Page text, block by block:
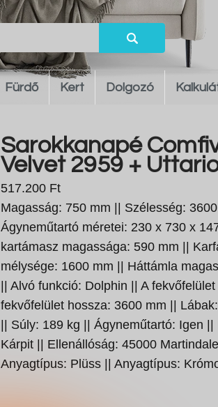
Fürdő Kert Dolgozó
Sarokkanapé
Velvet 2959 +
517.200 Ft
Magasság: 750 mm || Szélesség:
Ágyneműtartó méretei: 230 x 730 x
kartámasz magassága: 590 mm ||
mélysége: 1600 mm || Háttámla
|| Alvó funkció: Dolphin || A
fekvőfelület hossza: 3600 mm ||
|| Súly: 189 kg || Ágyneműtartó: Igen
Kárpit || Ellenállóság: 45000
Anyagtípus: Plüss || Anyagtípus: